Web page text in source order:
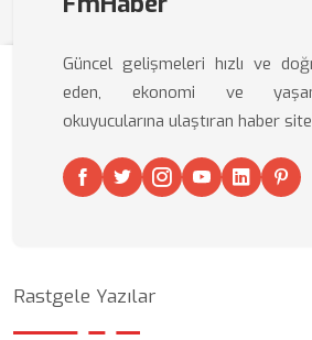
Güncel gelişmeleri hızlı ve
eden, ekonomi ve
okuyucularına ulaştıran haber
Rastgele Yazılar